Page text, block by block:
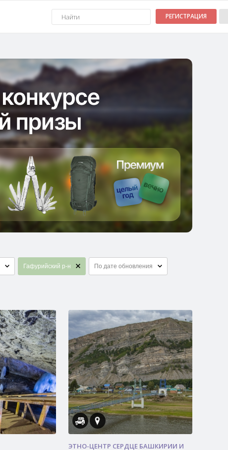
РЕГИСТРАЦИЯ
Гафурийский р-н По дате обновления
ЭТНО-ЦЕНТР СЕРДЦЕ БАШКИРИИ И